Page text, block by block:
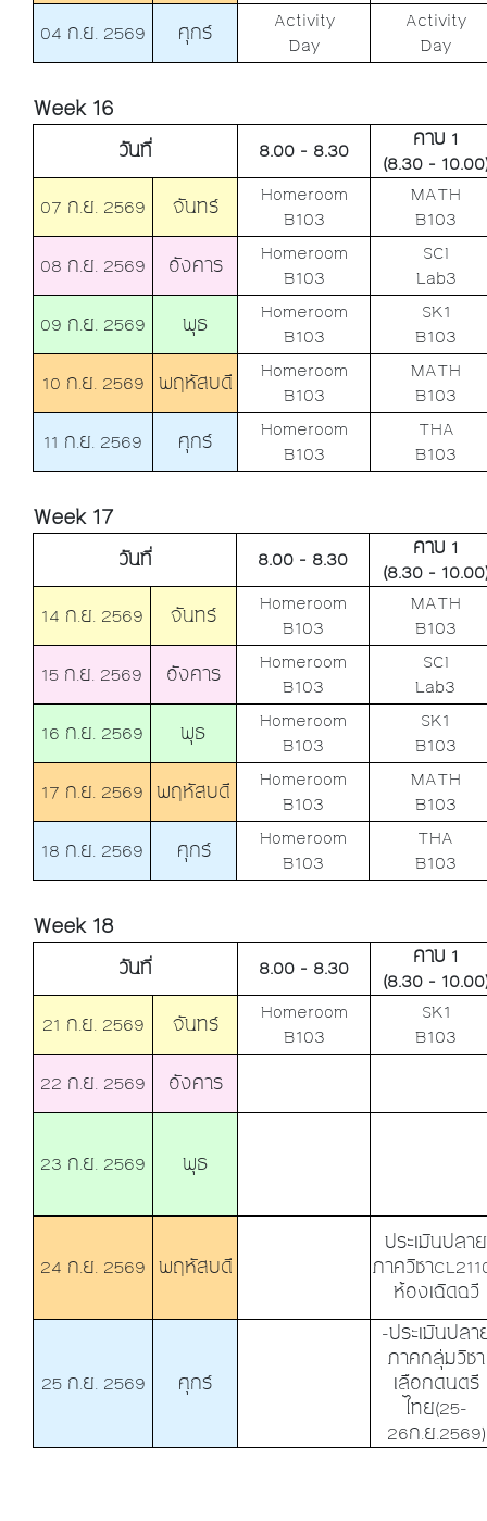
04 ก.ย. 2569
ศุกร์
Activity
Day
Activity
Day
Week 16
วันที่ 8.00 - 8.30
คาบ 1
(8.30 -
07 ก.ย. 2569
จันทร์
Homeroom
B103
MATH
B103
08 ก.ย. 2569
อังคาร
Homeroom
B103
SCI
Lab3
09 ก.ย. 2569
พุธ
Homeroom
B103
SK1
B103
10 ก.ย. 2569
พฤหัสบดี
Homeroom
B103
MATH
B103
11 ก.ย. 2569
ศุกร์
Homeroom
B103
THA
B103
Week 17
วันที่ 8.00 - 8.30
คาบ 1
(8.30 -
14 ก.ย. 2569
จันทร์
Homeroom
B103
MATH
B103
15 ก.ย. 2569
อังคาร
Homeroom
B103
SCI
Lab3
16 ก.ย. 2569
พุธ
Homeroom
B103
SK1
B103
17 ก.ย. 2569 พฤหัสบดี
Homeroom
B103
MATH
B103
18 ก.ย. 2569
ศุกร์
Homeroom
B103
THA
B103
Week 18
วันที่ 8.00 - 8.30
คาบ 1
(8.30 -
21 ก.ย. 2569
จันทร์
Homeroom
B103
SK1
B103
22 ก.ย. 2569
อังคาร
23 ก.ย. 2569 พุธ
24 ก.ย. 2569 พฤหัสบดี
ประเมินปลาย
ภาควิชา
ห้องเฉิดฉวี
25 ก.ย. 2569 ศุกร์
-ประเมินปลา
ภาคกลุ่มวิชา
เลือกดนตรี
ไทย(25-
26ก.ย.2569)